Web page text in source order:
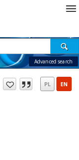
Advanced search
PL EN